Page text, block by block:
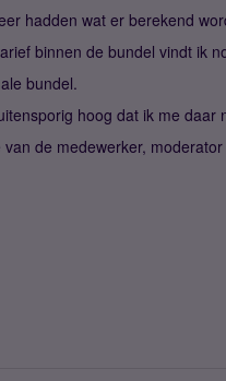
hadden wat er berekend
binnen de bundel vindt ik
bundel.
hoog dat ik me daar
de medewerker,